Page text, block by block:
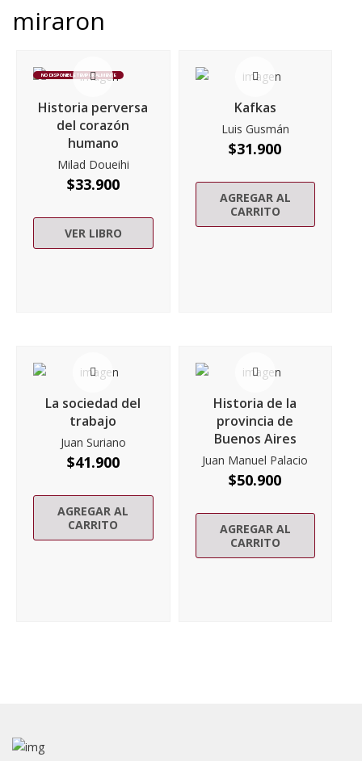
miraron
NO DISPONIBLE TEMPORALMENTE
Historia perversa
del corazón
humano
Milad Doueihi
$33.900
VER LIBRO
Kafkas
Luis Gusmán
$31.900
AGREGAR AL
CARRITO
La sociedad del
trabajo
Juan Suriano
$41.900
AGREGAR AL
CARRITO
Historia de la
provincia de
Buenos Aires
Juan Manuel Palacio
$50.900
AGREGAR AL
CARRITO